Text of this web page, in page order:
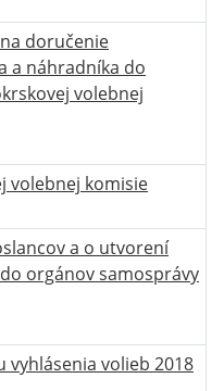
doručenie
a náhradníka do
volebnej
volebnej komisie
a o utvorení
orgánov samosprávy
vyhlásenia volieb 2018